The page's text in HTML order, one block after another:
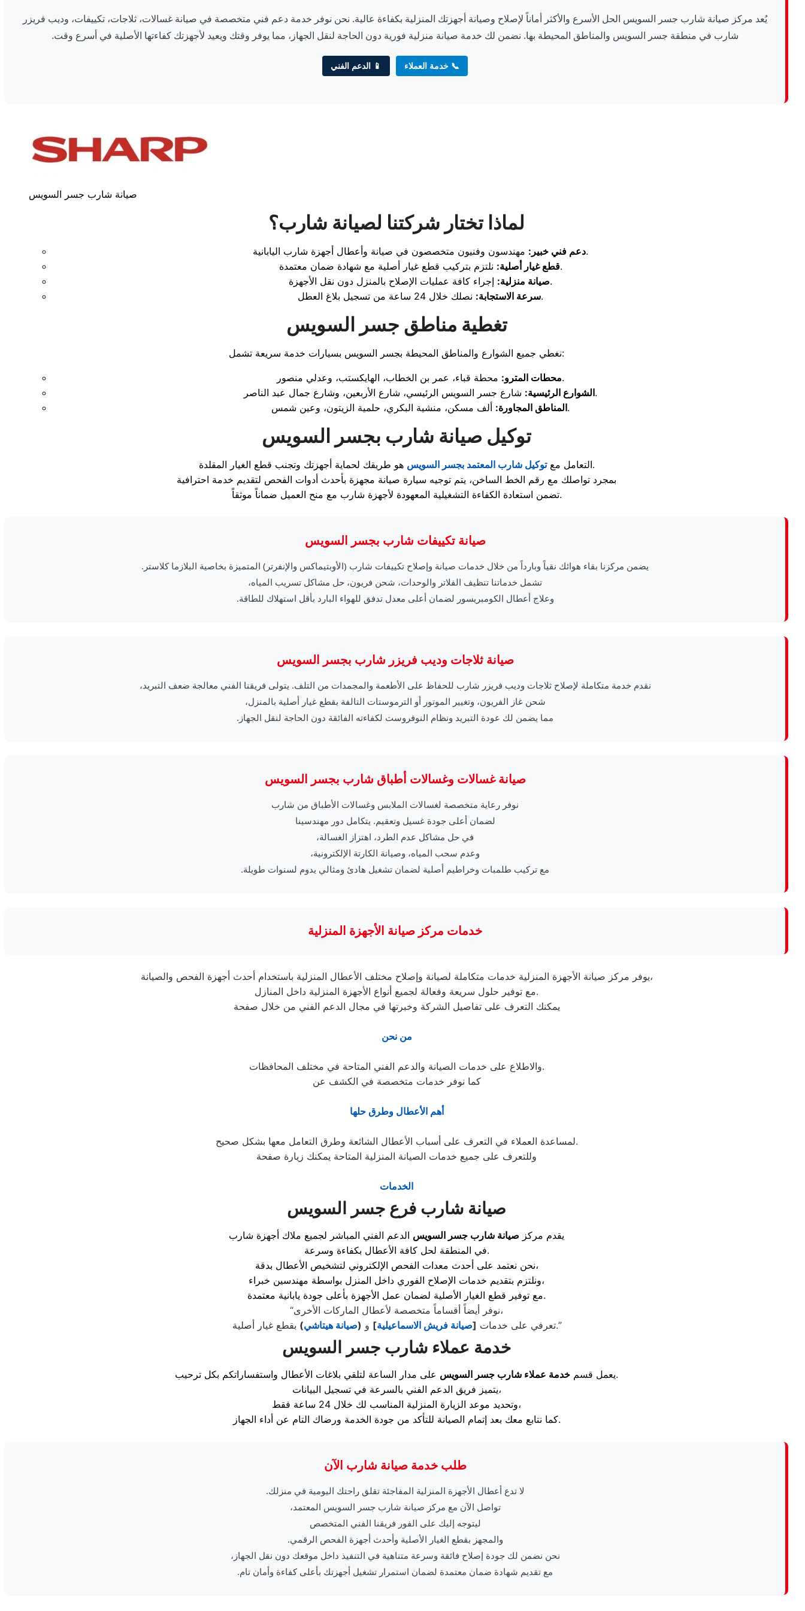
يُعد مركز صيانة شارب جسر السويس الحل الأسرع والأكثر أماناً لإصلاح وصيانة أجهزتك المنزلية بكفاءة عالية. نحن نوفر خدمة دعم فني متخصصة في صيانة غسالات، ثلاجات، تكييفات، وديب فريزر
شارب في منطقة جسر السويس والمناطق المحيطة بها. نضمن لك خدمة صيانة منزلية فورية دون الحاجة لنقل الجهاز، مما يوفر وقتك ويعيد لأجهزتك كفاءتها الأصلية في أسرع وقت.
📞 خدمة العملاء 📱 الدعم الفني
صيانة شارب جسر السويس
لماذا تختار شركتنا لصيانة شارب؟
دعم فني خبير:مهندسون وفنيون متخصصون في صيانة وأعطال أجهزة شارب اليابانية.
قطع غيار أصلية:نلتزم بتركيب قطع غيار أصلية مع شهادة ضمان معتمدة.
صيانة منزلية:إجراء كافة عمليات الإصلاح بالمنزل دون نقل الأجهزة.
سرعة الاستجابة:نصلك خلال 24 ساعة من تسجيل بلاغ العطل.
تغطية مناطق جسر السويس
نغطي جميع الشوارع والمناطق المحيطة بجسر السويس بسيارات خدمة سريعة تشمل:
محطات المترو:محطة قباء، عمر بن الخطاب، الهايكستب، وعدلي منصور.
الشوارع الرئيسية:شارع جسر السويس الرئيسي، شارع الأربعين، وشارع جمال عبد الناصر.
المناطق المجاورة:ألف مسكن، منشية البكري، حلمية الزيتون، وعين شمس.
توكيل صيانة شارب بجسر السويس
التعامل معتوكيل شارب المعتمد بجسر السويس
هو طريقك لحماية أجهزتك وتجنب قطع الغيار المقلدة.
بمجرد تواصلك مع رقم الخط الساخن، يتم توجيه سيارة صيانة مجهزة بأحدث أدوات الفحص لتقديم خدمة احترافية
تضمن استعادة الكفاءة التشغيلية المعهودة لأجهزة شارب مع منح العميل ضماناً موثقاً.
صيانة تكييفات شارب بجسر السويس
يضمن مركزنا بقاء هوائك نقياً وبارداً من خلال خدمات صيانة وإصلاح تكييفات شارب (الأوبتيماكس والإنفرتر) المتميزة بخاصية البلازما كلاستر.
تشمل خدماتنا تنظيف الفلاتر والوحدات، شحن فريون، حل مشاكل تسريب المياه،
وعلاج أعطال الكومبريسور لضمان أعلى معدل تدفق للهواء البارد بأقل استهلاك للطاقة.
صيانة ثلاجات وديب فريزر شارب بجسر السويس
نقدم خدمة متكاملة لإصلاح ثلاجات وديب فريزر شارب للحفاظ على الأطعمة والمجمدات من التلف. يتولى فريقنا الفني معالجة ضعف التبريد،
شحن غاز الفريون، وتغيير الموتور أو الترموستات التالفة بقطع غيار أصلية بالمنزل،
مما يضمن لك عودة التبريد ونظام النوفروست لكفاءته الفائقة دون الحاجة لنقل الجهاز.
صيانة غسالات وغسالات أطباق شارب بجسر السويس
نوفر رعاية متخصصة لغسالات الملابس وغسالات الأطباق من شارب
لضمان أعلى جودة غسيل وتعقيم. يتكامل دور مهندسينا
في حل مشاكل عدم الطرد، اهتزاز الغسالة،
وعدم سحب المياه، وصيانة الكارتة الإلكترونية،
مع تركيب طلمبات وخراطيم أصلية لضمان تشغيل هادئ ومثالي يدوم لسنوات طويلة.
خدمات مركز صيانة الأجهزة المنزلية
يوفر مركز صيانة الأجهزة المنزلية خدمات متكاملة لصيانة وإصلاح مختلف الأعطال المنزلية باستخدام أحدث أجهزة الفحص والصيانة،
مع توفير حلول سريعة وفعالة لجميع أنواع الأجهزة المنزلية داخل المنازل.
يمكنك التعرف على تفاصيل الشركة وخبرتها في مجال الدعم الفني من خلال صفحة
من نحن
والاطلاع على خدمات الصيانة والدعم الفني المتاحة في مختلف المحافظات.
كما نوفر خدمات متخصصة في الكشف عن
أهم الأعطال وطرق حلها
لمساعدة العملاء في التعرف على أسباب الأعطال الشائعة وطرق التعامل معها بشكل صحيح.
وللتعرف على جميع خدمات الصيانة المنزلية المتاحة يمكنك زيارة صفحة
الخدمات
صيانة شارب فرع جسر السويس
يقدم مركز صيانة شارب جسر السويس الدعم الفني المباشر لجميع ملاك أجهزة شارب
في المنطقة لحل كافة الأعطال بكفاءة وسرعة.
نحن نعتمد على أحدث معدات الفحص الإلكتروني لتشخيص الأعطال بدقة،
ونلتزم بتقديم خدمات الإصلاح الفوري داخل المنزل بواسطة مهندسين خبراء،
مع توفير قطع الغيار الأصلية لضمان عمل الأجهزة بأعلى جودة يابانية معتمدة.
“نوفر أيضاً أقساماً متخصصة لأعطال الماركات الأخرى،
تعرفي على خدمات [صيانة فريش الاسماعيلية] و (صيانة هيتاشي) بقطع غيار أصلية.”
خدمة عملاء شارب جسر السويس
يعمل قسم خدمة عملاء شارب جسر السويس
على مدار الساعة لتلقي بلاغات الأعطال واستفساراتكم بكل ترحيب.
يتميز فريق الدعم الفني بالسرعة في تسجيل البيانات،
وتحديد موعد الزيارة المنزلية المناسب لك خلال 24 ساعة فقط،
كما نتابع معك بعد إتمام الصيانة للتأكد من جودة الخدمة ورضاك التام عن أداء الجهاز.
طلب خدمة صيانة شارب الآن
لا تدع أعطال الأجهزة المنزلية المفاجئة تقلق راحتك اليومية في منزلك.
تواصل الآن مع مركز صيانة شارب جسر السويس المعتمد،
ليتوجه إليك على الفور فريقنا الفني المتخصص
والمجهز بقطع الغيار الأصلية وأحدث أجهزة الفحص الرقمي.
نحن نضمن لك جودة إصلاح فائقة وسرعة متناهية في التنفيذ داخل موقعك دون نقل الجهاز،
مع تقديم شهادة ضمان معتمدة لضمان استمرار تشغيل أجهزتك بأعلى كفاءة وأمان تام.